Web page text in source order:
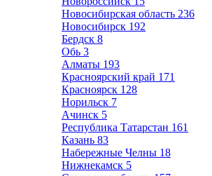
Новосибирская область 236
Новосибирск 192
Бердск 8
Обь 3
Алматы 193
Красноярский край 171
Красноярск 128
Норильск 7
Ачинск 5
Республика Татарстан 161
Казань 83
Набережные Челны 18
Нижнекамск 5